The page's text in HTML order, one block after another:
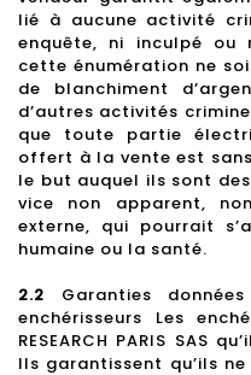
lié à aucune activité
enquête, ni inculpé ou
cette énumération ne
de blanchiment
d’autres activités
que toute partie
offert à la vente est
le but auquel ils sont
vice non apparent,
externe, qui pourrait
humaine ou la santé.
2.2 Garanties
enchérisseurs Les
RESEARCH PARIS SAS
Ils garantissent qu’ils